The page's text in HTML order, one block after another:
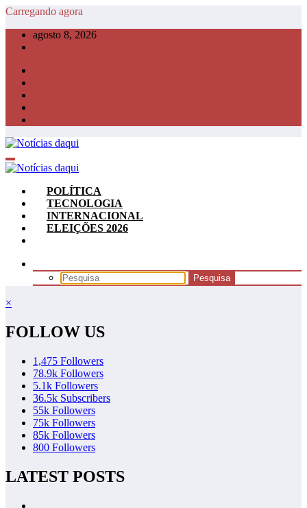
Pular
conteúdo
Carregando agora
agosto 8, 2026
POLÍTICA
TECNOLOGIA
INTERNACIONAL
ELEIÇÕES 2026
×
FOLLOW US
1,475 Followers
78.9k Followers
5.1k Followers
36.5k Subscribers
55k Followers
75k Followers
85k Followers
800 Followers
LATEST POSTS